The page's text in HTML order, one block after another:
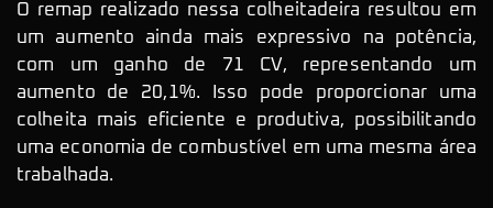
O remap realizado nessa colheitadeira resultou em
um aumento ainda mais expressivo na potência,
com um ganho de 71 CV, representando um
aumento de 20,1%. Isso pode proporcionar uma
colheita mais eficiente e produtiva, possibilitando
uma economia de combustível em uma mesma área
trabalhada.